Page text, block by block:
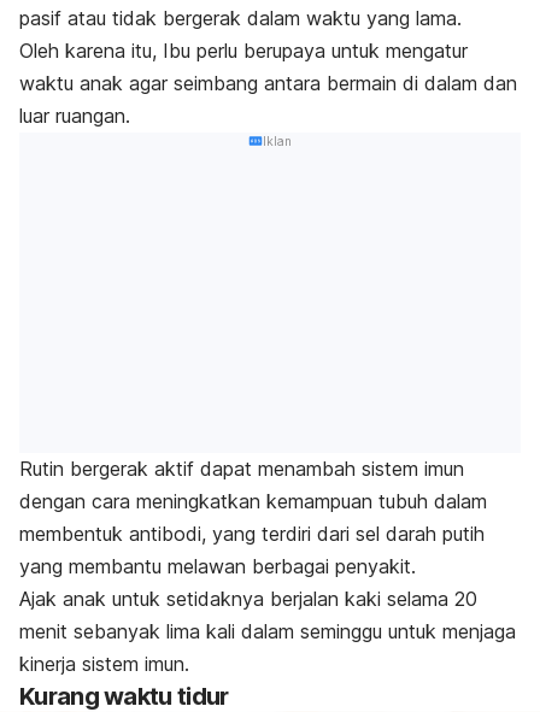
pasif atau tidak bergerak dalam waktu yang lama.
Oleh karena itu, Ibu perlu berupaya untuk mengatur
waktu anak agar seimbang antara bermain di dalam dan
luar ruangan.
Iklan
Rutin bergerak aktif dapat menambah sistem imun
dengan cara meningkatkan kemampuan tubuh dalam
membentuk antibodi, yang terdiri dari sel darah putih
yang membantu melawan berbagai penyakit.
Ajak anak untuk setidaknya berjalan kaki selama 20
menit sebanyak lima kali dalam seminggu untuk menjaga
kinerja sistem imun.
Kurang waktu tidur